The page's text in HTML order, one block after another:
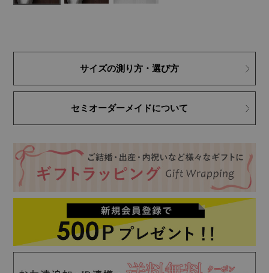
サイズの測り方・選び方
セミオーダーメイドについて